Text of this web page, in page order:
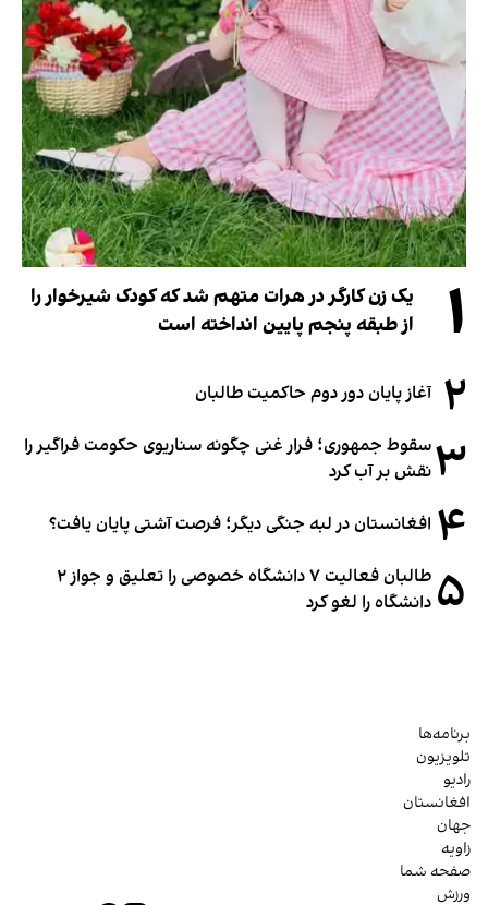
۱
یک زن کارگر در هرات متهم شد که کودک شیرخوار را
از طبقه پنجم پایین انداخته است
۲ آغاز پایان دور دوم حاکمیت طالبان
۳سقوط جمهوری؛ فرار غنی چگونه سناریوی حکومت فراگیر را
نقش بر آب کرد
۴ افغانستان در لبه جنگی دیگر؛ فرصت آشتی پایان یافت؟
۵
طالبان فعالیت ۷ دانشگاه خصوصی را تعلیق و جواز ۲
دانشگاه را لغو کرد
برنامه‌ها
تلویزیون
رادیو
افغانستان
جهان
زاویه
صفحه شما
ورزش